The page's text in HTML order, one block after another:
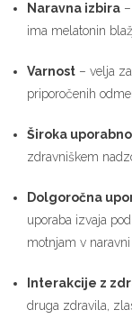
Naravna izbira
ima melatonin
Varnost – velja
priporočenih
Široka
zdravniškem
Dolgoročna
uporaba izvaja
motnjam v
Interakcije z
druga zdravila,